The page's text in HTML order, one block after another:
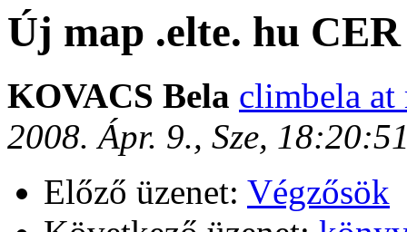
Új map .elte. hu
KOVACS Bela climbela at
2008. Ápr. 9., Sze,
Előző üzenet: Végzősök